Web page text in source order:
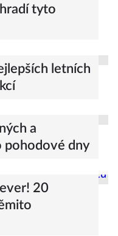
tyto
letních
a
pohodové dny
20